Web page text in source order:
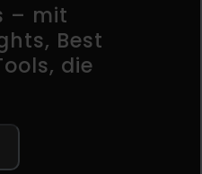
– mit
Best
die